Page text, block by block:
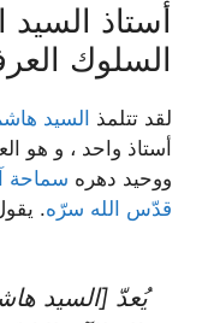
أستاذ
السلوك
لقد تتلمذ السيد
أستاذ واحد ، و هو
ووحيد دهره سماحة
قدّس الله سرّه.
يُعدّ [السيد